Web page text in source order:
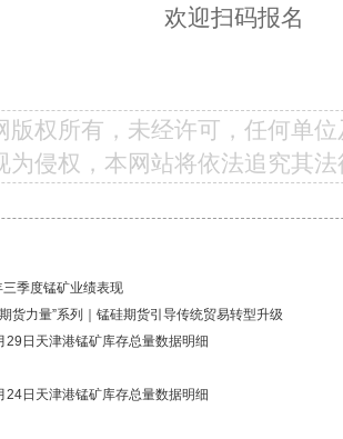
欢迎扫码报名
版权所有，未经许可，任何单
为侵权，本网站将依法追究其
季度锰矿业绩表现
货力量”系列｜锰硅期货引导传统贸易转型升级
29日天津港锰矿库存总量数据明细
24日天津港锰矿库存总量数据明细